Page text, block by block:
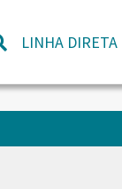
LINHA DIRETA